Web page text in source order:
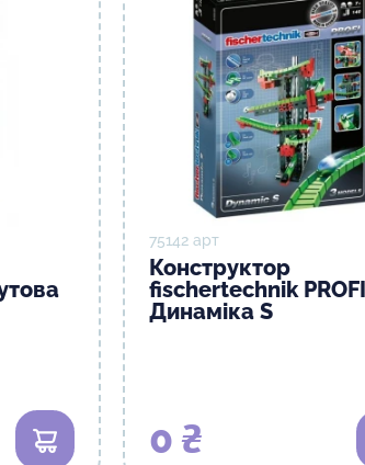
В кошик
75142 арт
Конструктор
fischertechnik
Динаміка S
0 ₴